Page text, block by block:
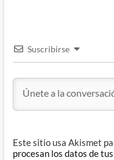
Suscribirse
Este sitio usa Akismet
procesan los datos de